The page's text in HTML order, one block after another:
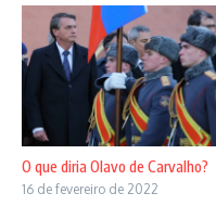
O que diria Olavo de Carvalho?
16 de fevereiro de 2022